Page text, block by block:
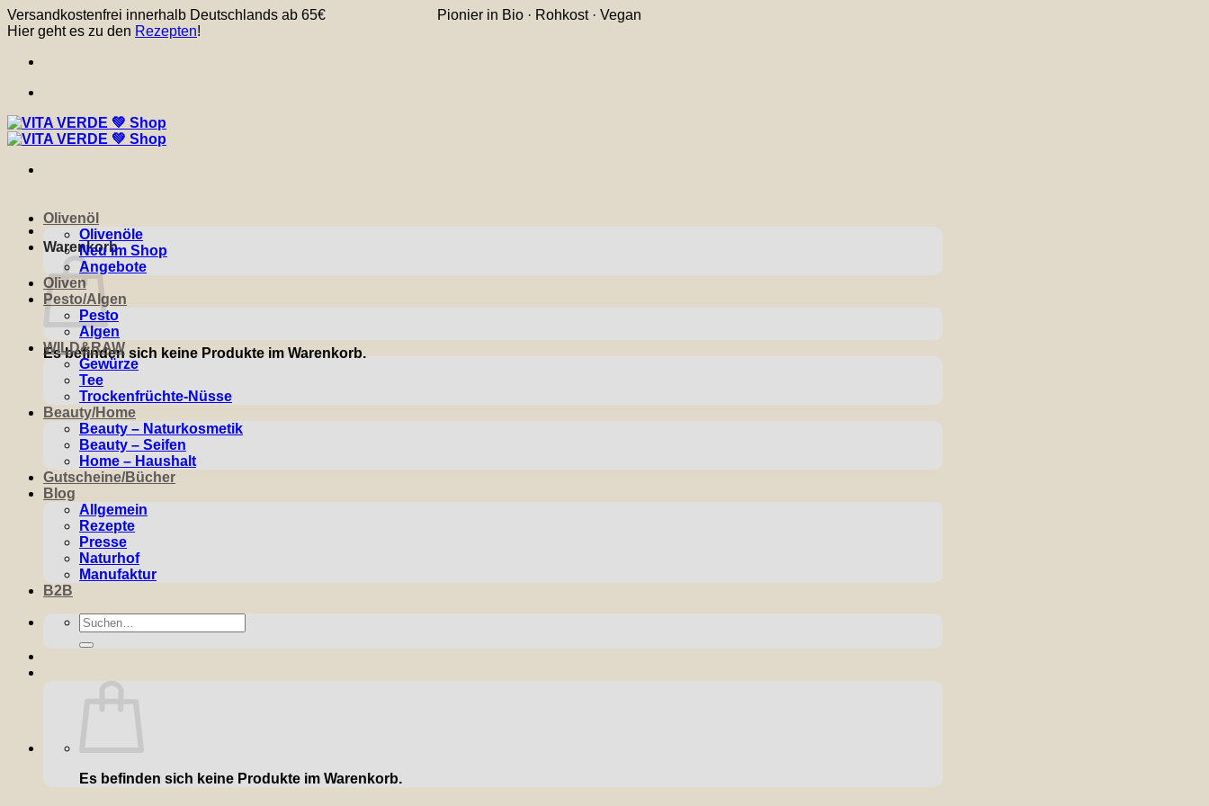
Zum
Inhalt
Versandkostenfrei innerhalb Deutschlands ab 65€
Pionier in Bio · Rohkost · Vegan
Hier geht es zu den Rezepten!
Warenkorb
Es befinden sich keine Produkte im Warenkorb.
Olivenöl
Olivenöle
Neu im Shop
Angebote
Oliven
Pesto/Algen
Pesto
Algen
WILD&RAW
Gewürze
Tee
Trockenfrüchte-Nüsse
Beauty/Home
Beauty – Naturkosmetik
Beauty – Seifen
Home – Haushalt
Gutscheine/Bücher
Blog
Allgemein
Rezepte
Presse
Naturhof
Manufaktur
B2B
Suchen
nach:
Es befinden sich keine Produkte im Warenkorb.